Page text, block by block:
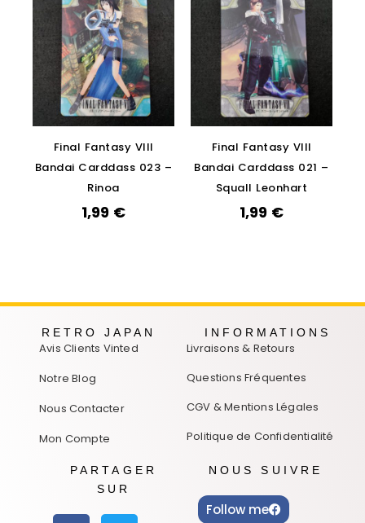
Final Fantasy VIII
Bandai Carddass 023 –
Rinoa
1,99 €
Final Fantasy VIII
Bandai Carddass 021 –
Squall Leonhart
1,99 €
RETRO JAPAN
Avis Clients Vinted
Notre Blog
Nous Contacter
Mon Compte
INFORMATIONS
Livraisons & Retours
Questions Fréquentes
CGV & Mentions Légales
Politique de Confidentialité
PARTAGER
SUR
NOUS SUIVRE
Follow me